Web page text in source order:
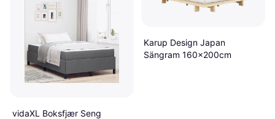
Les mer om senger & madrasser her
vidaXL Boksfjær Seng
Karup Design Japan
Sängram 160x200cm